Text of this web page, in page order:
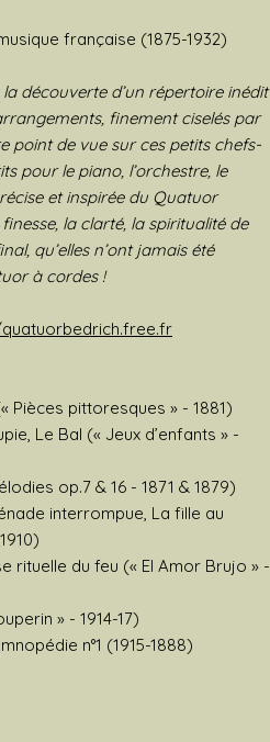
française (1875-1932)
découverte d’un répertoire inédit
finement ciselés par
point de vue sur ces petits chefs-
pour le piano, l’orchestre, le
et inspirée du Quatuor
la clarté, la spiritualité de
qu’elles n’ont jamais été
à cordes !
Pièces pittoresques » - 1881)
Le Bal (« Jeux d’enfants » -
op.7 & 16 - 1871 & 1879)
interrompue, La fille au
rituelle du feu (« El Amor Brujo » -
» - 1914-17)
n°1 (1915-1888)